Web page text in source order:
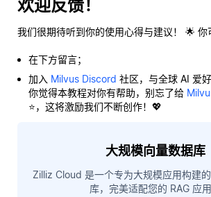
欢迎反馈！
我们很期待听到你的使用心得与建议！ 🌟 你
在下方留言；
加入 Milvus Discord 社区，与全球 AI 爱
你觉得本教程对你有帮助，别忘了给
⭐，这将激励我们不断创作！💖
大规模向量数据库
Zilliz Cloud 是一个专为大规模应用构建
库，完美适配您的 RAG 应用